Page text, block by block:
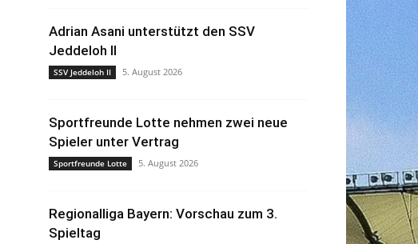
Adrian Asani unterstützt den SSV
Jeddeloh II
SSV Jeddeloh II 5. August 2026
Sportfreunde Lotte nehmen zwei neue
Spieler unter Vertrag
Sportfreunde Lotte 5. August 2026
Regionalliga Bayern: Vorschau zum 3.
Spieltag